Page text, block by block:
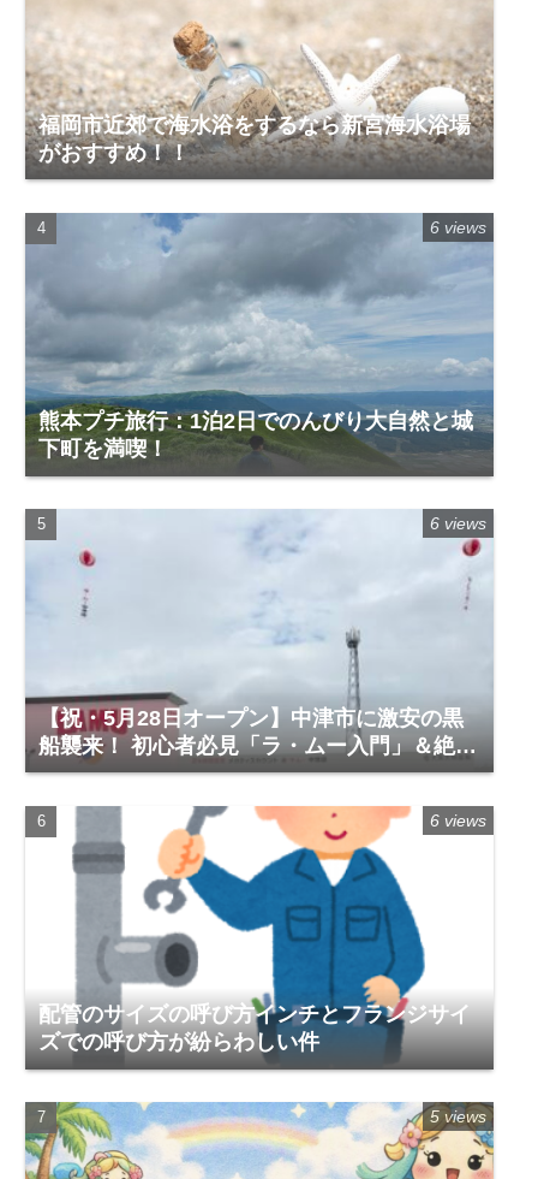
福岡市近郊で海水浴をするなら新宮海水浴場
がおすすめ！！
熊本プチ旅行：1泊2日でのんびり大自然と城
下町を満喫！
6 views
【祝・5月28日オープン】中津市に激安の黒
船襲来！ 初心者必見「ラ・ムー入門」＆絶対
に買うべき神商品
6 views
配管のサイズの呼び方インチとフランジサイ
ズでの呼び方が紛らわしい件
6 views
5 views